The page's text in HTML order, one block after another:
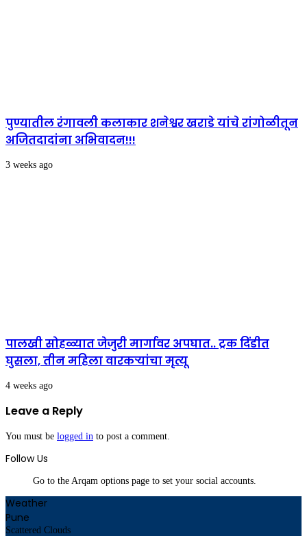
पुण्यातील रंगावली कलाकार शनेश्वर खराडे यांचे रांगोळीतून
अजितदादांना अभिवादन!!!
3 weeks ago
पालखी सोहळ्यात जेजुरी मार्गावर अपघात.. ट्रक दिंडीत
घुसला, तीन महिला वारकऱ्यांचा मृत्यू
4 weeks ago
Leave a Reply
You must be logged in to post a comment.
Follow Us
Go to the Arqam options page to set your social accounts.
Weather
Pune
Scattered Clouds